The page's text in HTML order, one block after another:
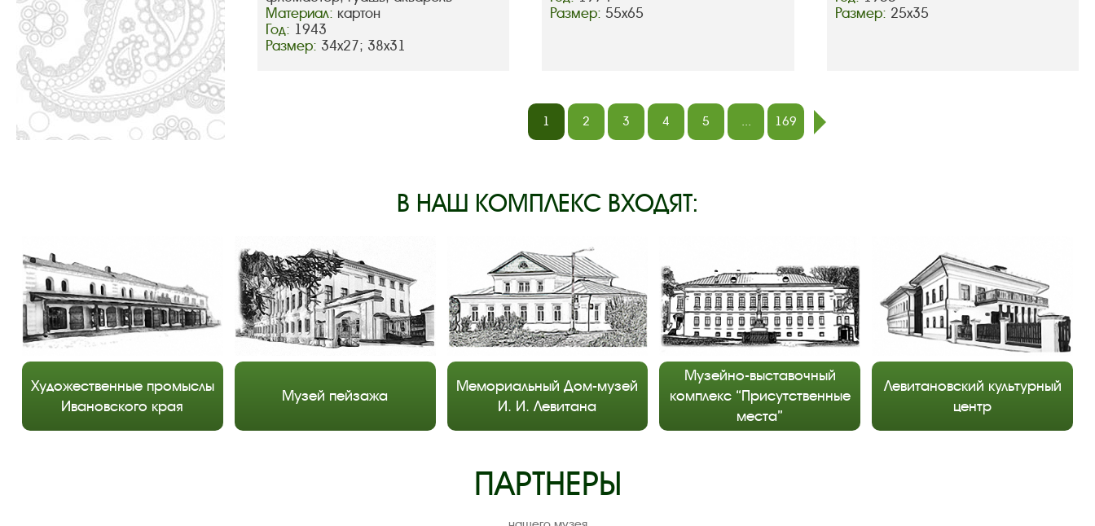
Материал: картон
Год: 1943
Размер: 34х27; 38х31
Размер:55х65
Размер: 25х35
1 2 3 4 5 ...
169
В НАШ КОМПЛЕКС ВХОДЯТ:
Художественные промыслы
Ивановского края
Музей пейзажа
Мемориальный Дом-музей
И. И. Левитана
Музейно-выставочный
комплекс “Присутственные
места”
Левитановский культурный
центр
ПАРТНЕРЫ